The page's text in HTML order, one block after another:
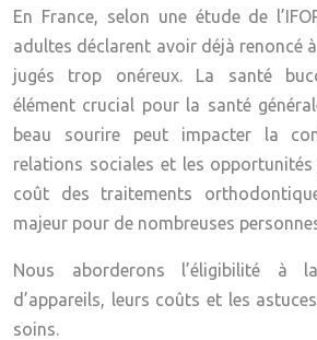
En France, selon une étude de
adultes déclarent avoir déjà renoncé
jugés trop onéreux. La santé
élément crucial pour la santé
beau sourire peut impacter la
relations sociales et les opportunités
coût des traitements
majeur pour de nombreuses
Nous aborderons l’éligibilité à
d’appareils, leurs coûts et les
soins.